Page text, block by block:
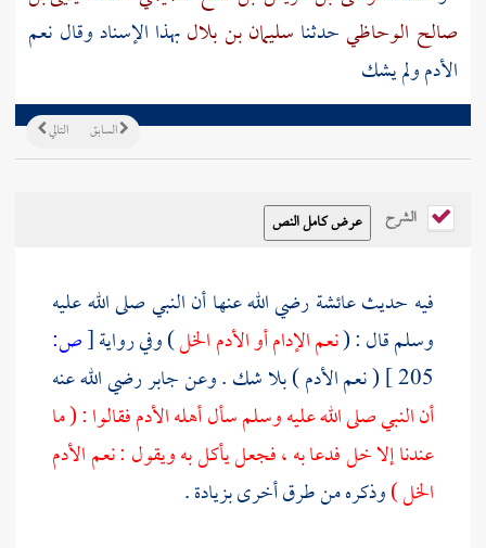
صالح الوحاظيحدثنا سليمان بن بلالبهذا الإسناد وقال نعم
الأدم ولم يشك
التالي السابق
الشرح
فيه حديثعائشةرضي الله عنها أن النبي صلى الله عليه
وسلم قال : (نعم الإدام أو الأدم الخل) وفي رواية[ص:
205 ] ( نعم الأدم ) بلا شك . وعنجابررضي الله عنه
أن النبي صلى الله عليه وسلم سأل أهله الأدم فقالوا : ( ما
عندنا إلا خل فدعا به ، فجعل يأكل به ويقول : نعم الأدم
الخل )وذكره من طرق أخرى بزيادة .